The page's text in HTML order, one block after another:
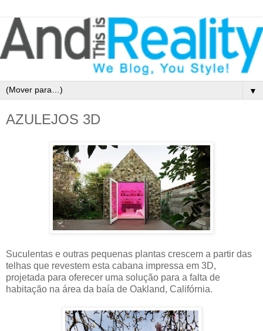
▼
AZULEJOS 3D
Suculentas e outras pequenas plantas crescem a partir das
telhas que revestem esta cabana impressa em 3D,
projetada para oferecer uma solução para a falta de
habitação na área da baía de Oakland, Califórnia.